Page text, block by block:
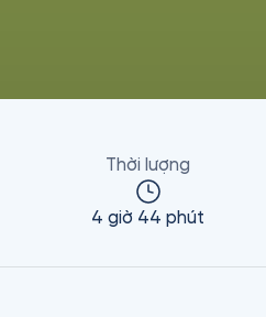
Thời lượng
4 giờ 44 phút